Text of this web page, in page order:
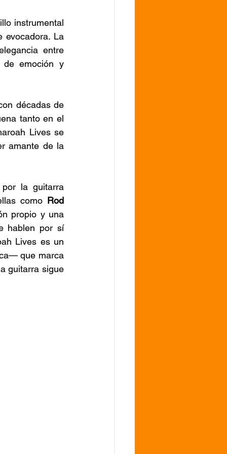
instrumental
evocadora. La
entre
de emoción y
tanto en el
Lives se
amante de la
la guitarra
como Rod
propio y una
hablen por sí
Lives es un
que marca
guitarra sigue